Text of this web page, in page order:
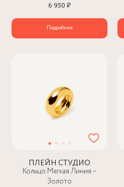
6 950 ₽
Подробнее
ПЛЕЙН СТУДИО
Кольцо Мягкая Линия –
Золото